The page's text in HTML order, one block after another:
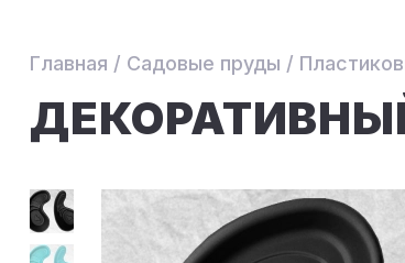
Главная / Садовые пруды /